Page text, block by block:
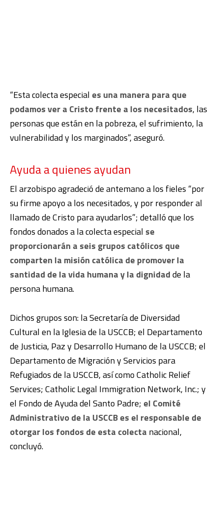
“Esta colecta especial es una manera para que
podamos ver a Cristo frente a los necesitados, las
personas que están en la pobreza, el sufrimiento, la
vulnerabilidad y los marginados”, aseguró.
Ayuda a quienes ayudan
El arzobispo agradeció de antemano a los fieles “por
su firme apoyo a los necesitados, y por responder al
llamado de Cristo para ayudarlos”; detalló que los
fondos donados a la colecta especial se
proporcionarán a seis grupos católicos que
comparten la misión católica de promover la
santidad de la vida humana y la dignidadde la
persona humana.
Dichos grupos son: la Secretaría de Diversidad
Cultural en la Iglesia de la USCCB; el Departamento
de Justicia, Paz y Desarrollo Humano de la USCCB; el
Departamento de Migración y Servicios para
Refugiados de la USCCB, así como Catholic Relief
Services; Catholic Legal Immigration Network, Inc.; y
el Fondo de Ayuda del Santo Padre; el Comité
Administrativo de la USCCB es el responsable de
otorgar los fondos de esta colecta nacional,
concluyó.